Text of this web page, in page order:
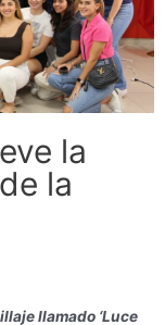
la
la
llamado ‘Luce